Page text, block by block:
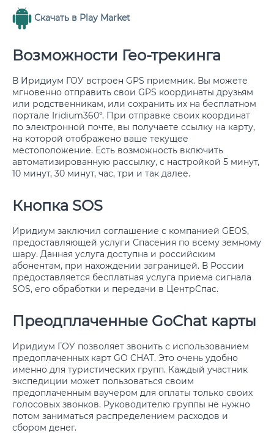
Скачать в Play Market
Возможности Гео-трекинга
В Иридиум ГОУ встроен GPS приемник. Вы можете
мгновенно отправить свои GPS координаты друзьям
или родственникам, или сохранить их на бесплатном
портале Iridium360°. При отправке своих координат
по электронной почте, вы получаете ссылку на карту,
на которой отображено ваше текущее
местоположение. Есть возможность включить
автоматизированную рассылку, с настройкой 5 минут,
10 минут, 30 минут, час, три и так далее.
Кнопка SOS
Иридиум заключил соглашение с компанией GEOS,
предоставляющей услуги Спасения по всему земному
шару. Данная услуга доступна и российским
абонентам, при нахождении заграницей. В России
предоставляется бесплатная услуга приема сигнала
SOS, его обработки и передачи в ЦентрСпас.
Преодплаченные GoChat карты
Иридиум ГОУ позволяет звонить с использованием
предоплаченных карт GO CHAT. Это очень удобно
именно для туристических групп. Каждый участник
экспедиции может пользоваться своим
предоплаченным ваучером для оплаты только своих
голосовых звонков. Руководителю группы не нужно
потом заниматься распределением расходов и
сбором денег.